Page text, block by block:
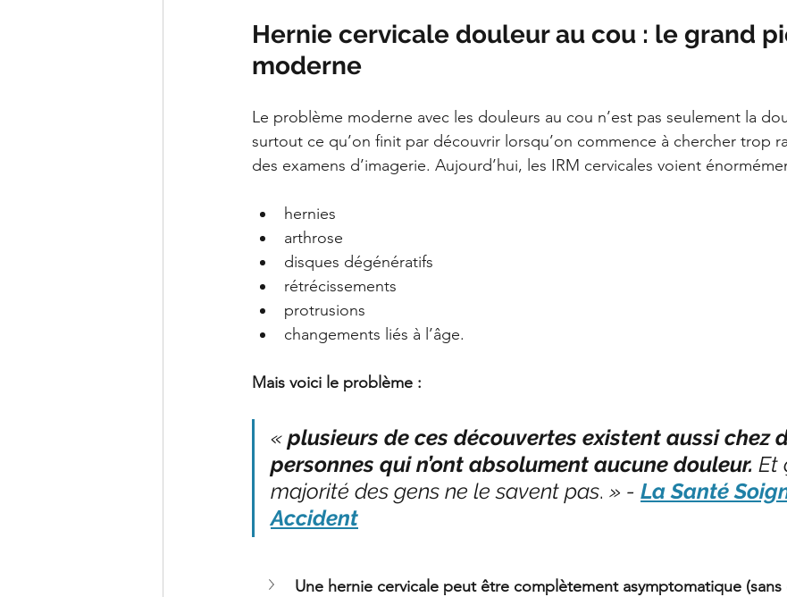
Hernie cervicale douleur au cou : le grand
moderne
Le problème moderne avec les douleurs au cou n’est pas seulement la
surtout ce qu’on finit par découvrir lorsqu’on commence à chercher trop
des examens d’imagerie. Aujourd’hui, les IRM cervicales voient
hernies
arthrose
disques dégénératifs
rétrécissements
protrusions
changements liés à l’âge.
Mais voici le problème :
« plusieurs de ces découvertes existent aussi chez
personnes qui n’ont absolument aucune douleur. Et
majorité des gens ne le savent pas. » - La Santé
Accident
Une hernie cervicale peut être complètement asymptomatique (sans